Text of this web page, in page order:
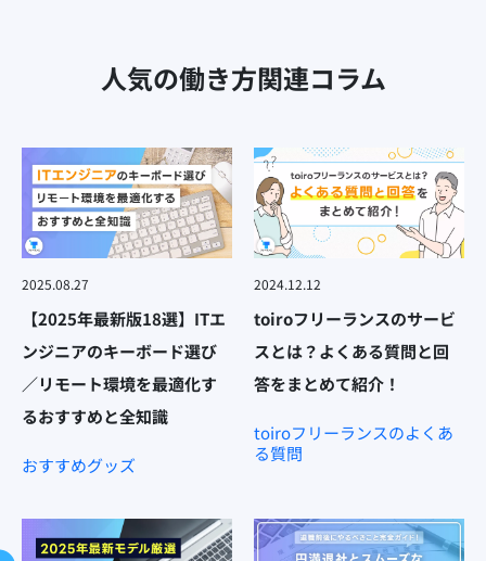
人気の働き方関連コラム
2025.08.27
【2025年最新版18選】ITエ
ンジニアのキーボード選び
／リモート環境を最適化す
るおすすめと全知識
おすすめグッズ
2024.12.12
toiroフリーランスのサービ
スとは？よくある質問と回
答をまとめて紹介！
toiroフリーランスのよくあ
る質問